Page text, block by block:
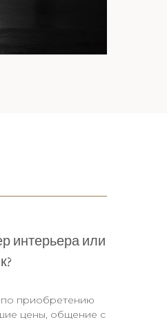
интерьера или
по приобретению
цены, общение с